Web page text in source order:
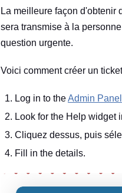
La meilleure façon d'obtenir
sera transmise à la
question urgente.
Voici comment créer un
Log in to theAdmin Panel
Look for the Help widget
Cliquez dessus, puis
Fill in the details.